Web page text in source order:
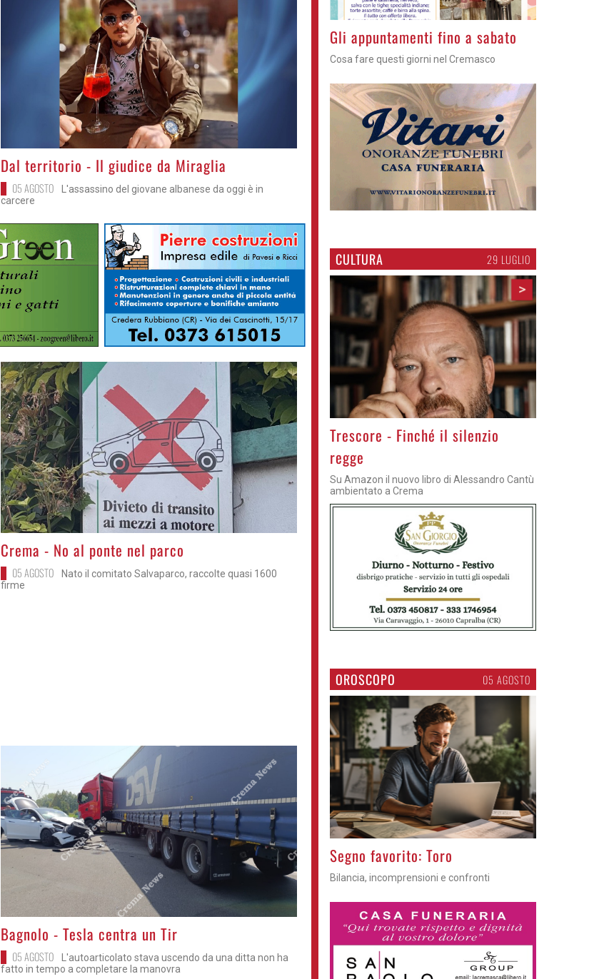
>
Dal territorio - Il giudice da Miraglia
05 AGOSTO
L'assassino del giovane albanese da oggi è in
carcere
>
Crema - No al ponte nel parco
05 AGOSTO
Nato il comitato Salvaparco, raccolte quasi 1600
firme
>
Bagnolo - Tesla centra un Tir
05 AGOSTO
L'autoarticolato stava uscendo da una ditta non ha
fatto in tempo a completare la manovra
Casale Cremasco - Arriva il mago
Manumagic anima il quinto appuntamento di
CULTURA 29 LUGLIO
>
Trescore - Finché il silenzio
regge
Su Amazon il nuovo libro di Alessandro Cantù
ambientato a Crema
OROSCOPO 05 AGOSTO
>
Segno favorito: Toro
Bilancia, incomprensioni e confronti